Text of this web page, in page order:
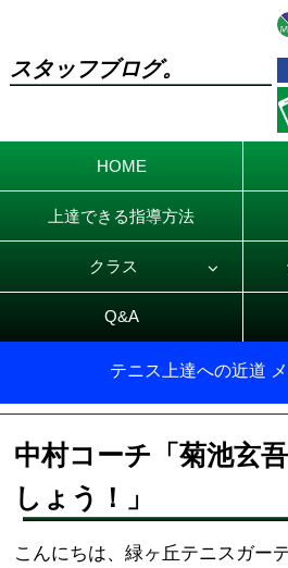
スタッフブログ。
HOME
上達できる指導方法
クラス
Q&A
テニス上達への近道
中村コーチ「菊池玄
しょう！」
こんにちは、緑ヶ丘テニスガー